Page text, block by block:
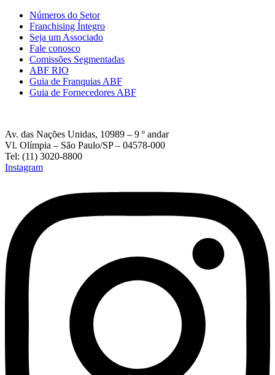
Números do Setor
Franchising Íntegro
Seja um Associado
Fale conosco
Comissões Segmentadas
ABF RIO
Guia de Franquias ABF
Guia de Fornecedores ABF
Av. das Nações Unidas, 10989 – 9 º andar
Vl. Olímpia – São Paulo/SP – 04578-000
Tel: (11) 3020-8800
Instagram